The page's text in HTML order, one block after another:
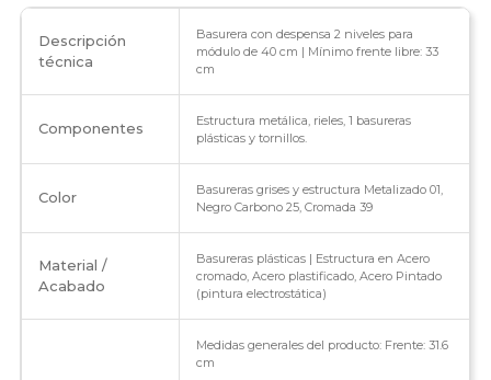
cierre
31.6X46X54
cm
Descripción
técnica
Basurera con despensa 2 niveles para
módulo de 40 cm | Mínimo frente libre: 33
cm
Componentes
Estructura metálica, rieles, 1 basureras
plásticas y tornillos.
Color
Basureras grises y estructura Metalizado 01,
Negro Carbono 25, Cromada 39
Material /
Acabado
Basureras plásticas | Estructura en Acero
cromado, Acero plastificado, Acero Pintado
(pintura electrostática)
Medidas generales del producto: Frente: 31.6
cm